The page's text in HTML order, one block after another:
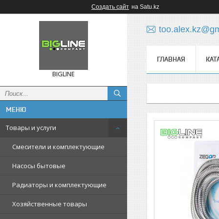
Создать сайт на Satu.kz
BIGLINE
Товары и услуги
Смесители и комплектующие
Насосы бытовые
Радиаторы и комплектующие
Хозяйственные товары
ГЛАВНАЯ